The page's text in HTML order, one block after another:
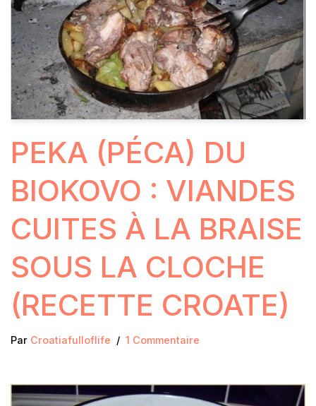
PEKA (PÉCA) DU
BIOKOVO : VIANDES
CUITES À LA BRAISE
SOUS LA CLOCHE
(RECETTE CROATE)
Par Croatiafulloflife 1 Commentaire